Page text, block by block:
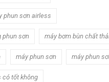
phun sơn airless
phun sơn máy bơm bùn chất
máy phun sơn máy phun
có tốt không